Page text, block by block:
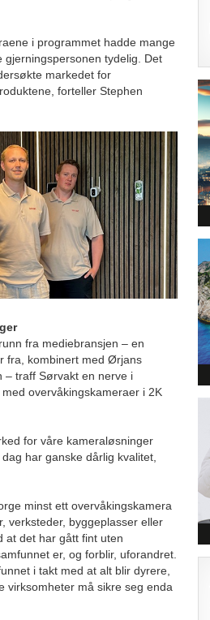
i programmet hadde mange
tydelig. Det
markedet for
forteller Stephen
fra mediebransjen – en
fra, kombinert med Ørjans
– traff Sørvakt en nerve i
overvåkingskameraer i 2K
for våre kameraløsninger
har ganske dårlig kvalitet,
minst ett overvåkingskamera
verksteder, byggeplasser eller
at det har gått fint uten
er, og forblir, uforandret.
i takt med at alt blir dyrere,
virksomheter må sikre seg enda